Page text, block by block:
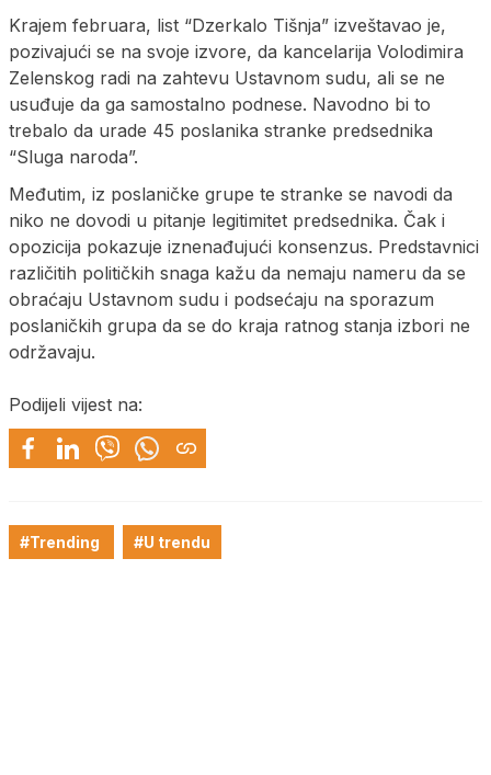
Krajem februara, list “Dzerkalo Tišnja” izveštavao je,
pozivajući se na svoje izvore, da kancelarija Volodimira
Zelenskog radi na zahtevu Ustavnom sudu, ali se ne
usuđuje da ga samostalno podnese. Navodno bi to
trebalo da urade 45 poslanika stranke predsednika
“Sluga naroda”.
Međutim, iz poslaničke grupe te stranke se navodi da
niko ne dovodi u pitanje legitimitet predsednika. Čak i
opozicija pokazuje iznenađujući konsenzus. Predstavnici
različitih političkih snaga kažu da nemaju nameru da se
obraćaju Ustavnom sudu i podsećaju na sporazum
poslaničkih grupa da se do kraja ratnog stanja izbori ne
održavaju.
Podijeli vijest na:
#Trending #U trendu